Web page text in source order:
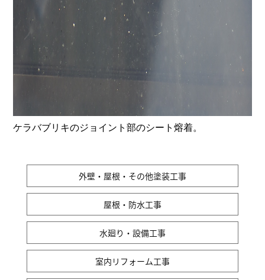
ケラバブリキのジョイント部のシート熔着。
外壁・屋根・その他塗装工事
屋根・防水工事
水廻り・設備工事
室内リフォーム工事